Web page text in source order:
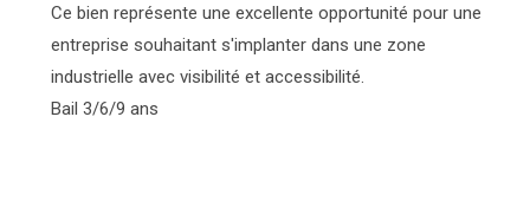
Ce bien représente une excellente opportunité pour une
entreprise souhaitant s'implanter dans une zone
industrielle avec visibilité et accessibilité.
Bail 3/6/9 ans